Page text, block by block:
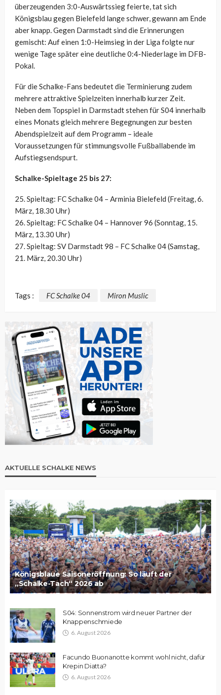
überzeugenden 3:0-Auswärtssieg feierte, tat sich
Königsblau gegen Bielefeld lange schwer, gewann am Ende
aber knapp. Gegen Darmstadt sind die Erinnerungen
gemischt: Auf einen 1:0-Heimsieg in der Liga folgte nur
wenige Tage später eine deutliche 0:4-Niederlage im DFB-
Pokal.
Für die Schalke-Fans bedeutet die Terminierung zudem
mehrere attraktive Spielzeiten innerhalb kurzer Zeit.
Neben dem Topspiel in Darmstadt stehen für S04 innerhalb
eines Monats gleich mehrere Begegnungen zur besten
Abendspielzeit auf dem Programm – ideale
Voraussetzungen für stimmungsvolle Fußballabende im
Aufstiegsendspurt.
Schalke-Spieltage 25 bis 27:
25. Spieltag: FC Schalke 04 – Arminia Bielefeld (Freitag, 6.
März, 18.30 Uhr)
26. Spieltag: FC Schalke 04 – Hannover 96 (Sonntag, 15.
März, 13.30 Uhr)
27. Spieltag: SV Darmstadt 98 – FC Schalke 04 (Samstag,
21. März, 20.30 Uhr)
Tags : FC Schalke 04 Miron Muslic
AKTUELLE SCHALKE NEWS
Königsblaue Saisoneröffnung: So läuft der
„Schalke-Tach“ 2026 ab
S04: Sonnenstrom wird neuer Partner der
Knappenschmiede
6. August 2026
Facundo Buonanotte kommt wohl nicht, dafür
Krepin Diatta?
6. August 2026